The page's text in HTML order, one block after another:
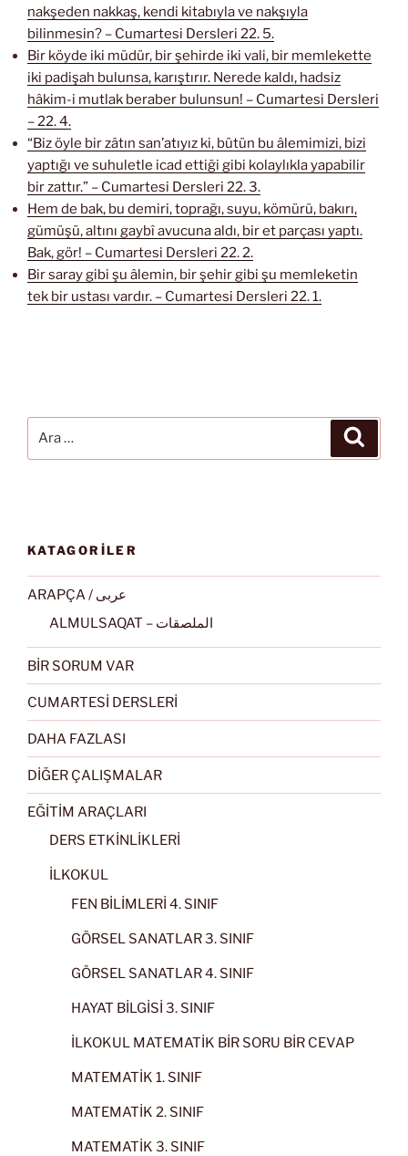
nakşeden nakkaş, kendi kitabıyla ve nakşıyla
bilinmesin? – Cumartesi Dersleri 22. 5.
Bir köyde iki müdür, bir şehirde iki vali, bir memlekette
iki padişah bulunsa, karıştırır. Nerede kaldı, hadsiz
hâkim-i mutlak beraber bulunsun! – Cumartesi Dersleri
– 22. 4.
“Biz öyle bir zâtın san’atıyız ki, bütün bu âlemimizi, bizi
yaptığı ve suhuletle icad ettiği gibi kolaylıkla yapabilir
bir zattır.” – Cumartesi Dersleri 22. 3.
Hem de bak, bu demiri, toprağı, suyu, kömürü, bakırı,
gümüşü, altını gaybî avucuna aldı, bir et parçası yaptı.
Bak, gör! – Cumartesi Dersleri 22. 2.
Bir saray gibi şu âlemin, bir şehir gibi şu memleketin
tek bir ustası vardır. – Cumartesi Dersleri 22. 1.
KATAGORİLER
ARAPÇA / عربى
ALMULSAQAT – الملصقات
BİR SORUM VAR
CUMARTESİ DERSLERİ
DAHA FAZLASI
DİĞER ÇALIŞMALAR
EĞİTİM ARAÇLARI
DERS ETKİNLİKLERİ
İLKOKUL
FEN BİLİMLERİ 4. SINIF
GÖRSEL SANATLAR 3. SINIF
GÖRSEL SANATLAR 4. SINIF
HAYAT BİLGİSİ 3. SINIF
İLKOKUL MATEMATİK BİR SORU BİR CEVAP
MATEMATİK 1. SINIF
MATEMATİK 2. SINIF
MATEMATİK 3. SINIF